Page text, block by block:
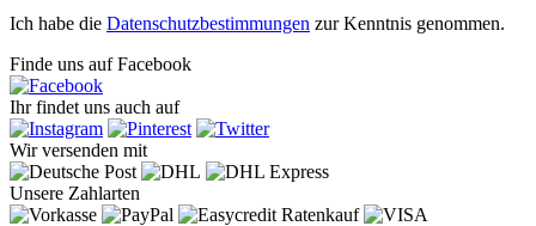
Ich habe die Datenschutzbestimmungen zur Kenntnis genommen.
Finde uns auf Facebook
Ihr findet uns auch auf
Wir versenden mit
Unsere Zahlarten